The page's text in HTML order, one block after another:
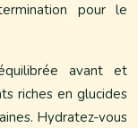
pour le
avant et
riches en glucides
Hydratez-vous